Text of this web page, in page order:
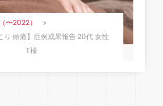
〜2022）
>
り 頭痛】症例成果報告 20代 女性
T様